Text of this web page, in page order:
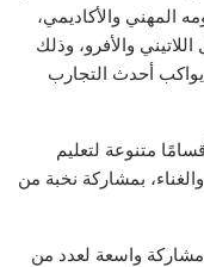
المهني والأكاديمي،
والأفرو، وذلك
أحدث التجارب
متنوعة لتعليم
بمشاركة نخبة من
واسعة لعدد من